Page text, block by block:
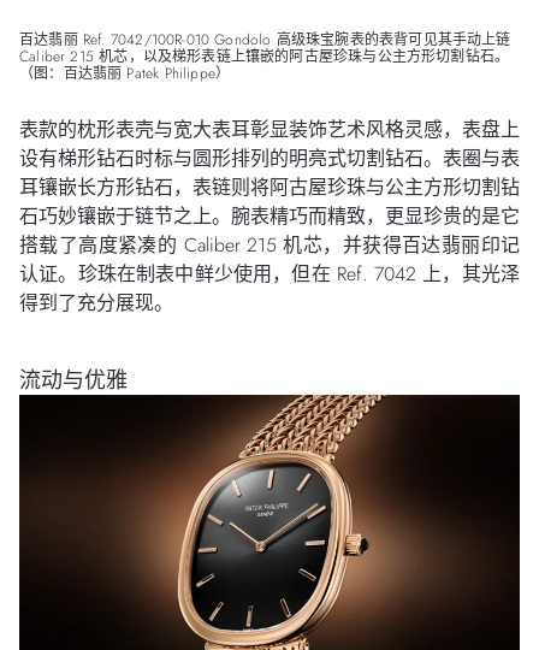
百达翡丽 Ref. 7042/100R-010 Gondolo 高级珠宝腕表的表背可见其手动上链
Caliber 215 机芯，以及梯形表链上镶嵌的阿古屋珍珠与公主方形切割钻石。
（图：百达翡丽 Patek Philippe）
表款的枕形表壳与宽大表耳彰显装饰艺术风格灵感，表盘上
设有梯形钻石时标与圆形排列的明亮式切割钻石。表圈与表
耳镶嵌长方形钻石，表链则将阿古屋珍珠与公主方形切割钻
石巧妙镶嵌于链节之上。腕表精巧而精致，更显珍贵的是它
搭载了高度紧凑的 Caliber 215 机芯，并获得百达翡丽印记
认证。珍珠在制表中鲜少使用，但在 Ref. 7042 上，其光泽
得到了充分展现。
流动与优雅